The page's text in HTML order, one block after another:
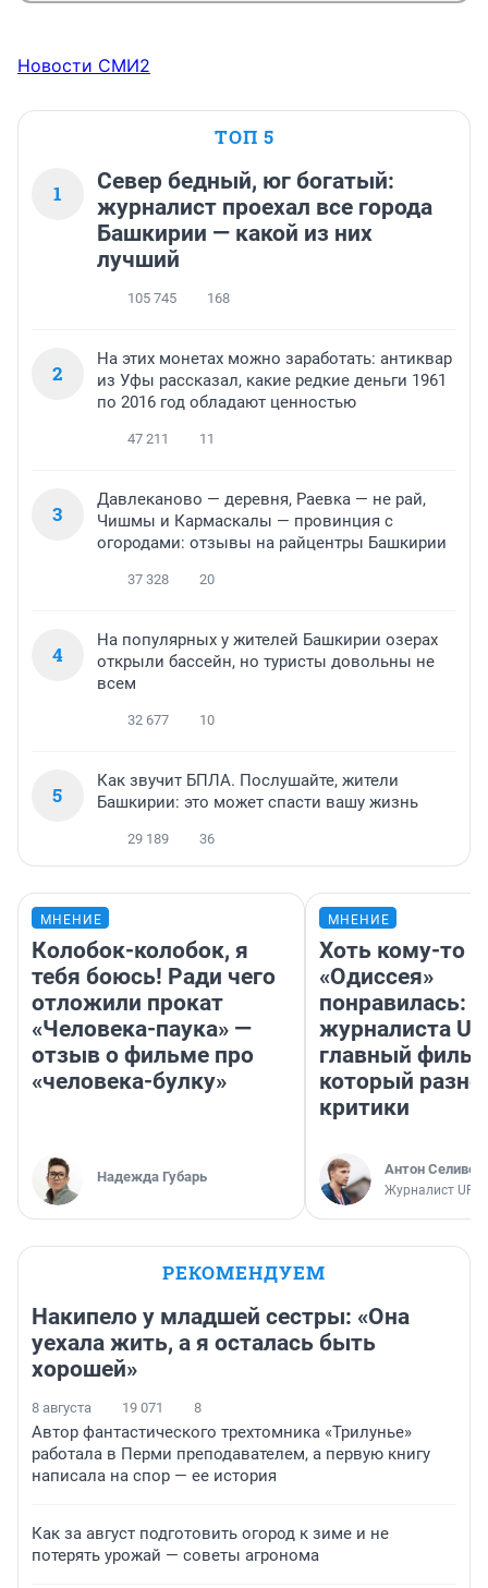
Новости СМИ2
ТОП 5
1
Север бедный, юг богатый:
журналист проехал все города
Башкирии — какой из них
лучший
105 745 168
2
На этих монетах можно заработать: антиквар
из Уфы рассказал, какие редкие деньги 1961
по 2016 год обладают ценностью
47 211 11
3
Давлеканово — деревня, Раевка — не рай,
Чишмы и Кармаскалы — провинция с
огородами: отзывы на райцентры Башкирии
37 328 20
4
На популярных у жителей Башкирии озерах
открыли бассейн, но туристы довольны не
всем
32 677 10
5
Как звучит БПЛА. Послушайте, жители
Башкирии: это может спасти вашу жизнь
29 189 36
МНЕНИЕ
Колобок-колобок, я
тебя боюсь! Ради чего
отложили прокат
«Человека-паука» —
отзыв о фильме про
«человека-булку»
Надежда Губарь
МНЕНИЕ
Хоть кому-то
«Одиссея»
понравилась:
журналиста
главный
который
критики
Антон
Журналист
РЕКОМЕНДУЕМ
Накипело у младшей сестры: «Она
уехала жить, а я осталась быть
хорошей»
8 августа 19 071 8
Автор фантастического трехтомника «Трилунье»
работала в Перми преподавателем, а первую книгу
написала на спор — ее история
Как за август подготовить огород к зиме и не
потерять урожай — советы агронома